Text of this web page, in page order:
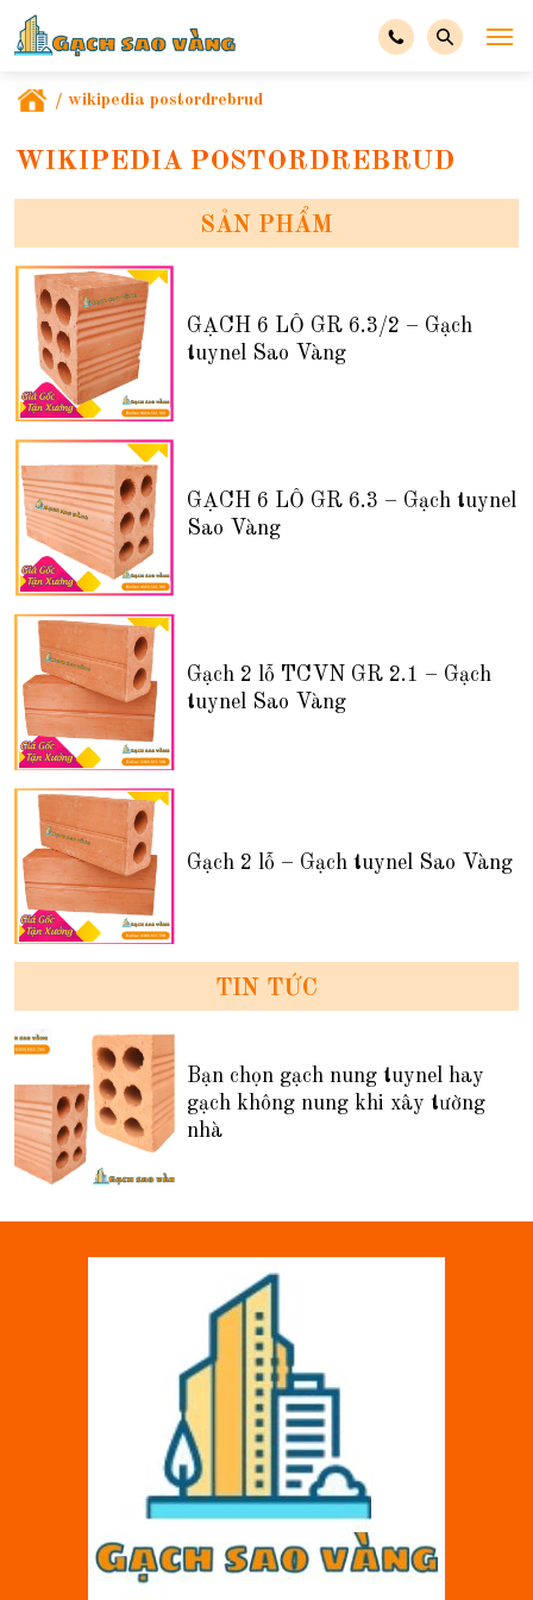
/ wikipedia postordrebrud
WIKIPEDIA POSTORDREBRUD
SẢN PHẨM
GẠCH 6 LỖ GR 6.3/2 – Gạch
tuynel Sao Vàng
GẠCH 6 LỖ GR 6.3 – Gạch tuynel
Sao Vàng
Gạch 2 lỗ TCVN GR 2.1 – Gạch
tuynel Sao Vàng
Gạch 2 lỗ – Gạch tuynel Sao Vàng
TIN TỨC
Bạn chọn gạch nung tuynel hay
gạch không nung khi xây tường
nhà